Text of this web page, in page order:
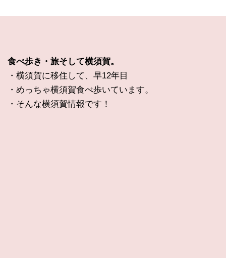
食べ歩き・旅そして横須賀。
・横須賀に移住して、早12年目
・めっちゃ横須賀食べ歩いています。
・そんな横須賀情報です！